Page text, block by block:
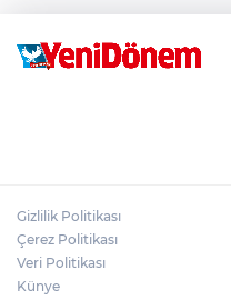
Gizlilik Politikası
Çerez Politikası
Veri Politikası
Künye